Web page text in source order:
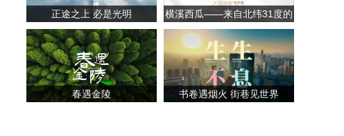
正途之上 必是光明
横溪西瓜——来自北纬31度的
甘甜
春遇金陵 书卷遇烟火 街巷见世界